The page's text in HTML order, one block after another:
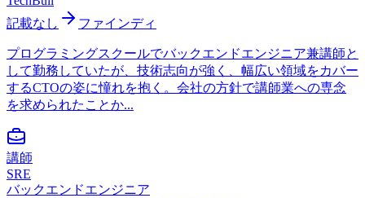
記載なし
ファインディ
プログラミングスクールでバックエンドエンジニア兼講師と
して勤務していたが、技術志向が強く、幅広い領域をカバー
するCTOの姿に憧れを抱く。会社の方針で講師業への専念
を求められたことか...
講師
SRE
バックエンドエンジニア